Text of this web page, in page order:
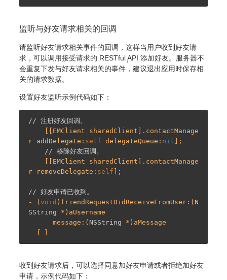
监听与好友请求相关的回调
请监听好友请求相关事件的回调，这样当用户收到好友请
求，可以调用接受请求的 RESTfulAPI 添加好友。服务器不
会重复下发与好友请求相关的事件，建议退出应用时保存相
关的请求数据。
设置好友监听示例代码如下：
// 注册好友回调。
r addDelegate: self delegateQueue: nil ];
// 移除好友回调。
r removeDelegate: self ];
// 好友申请已收到。
- ( void )friendRequestDidReceiveFromUser:( N
SString *)aUsername
      message:(
NSString *)aMessage
收到好友请求后，可以选择同意加好友申请或者拒绝加好友
申请，示例代码如下：